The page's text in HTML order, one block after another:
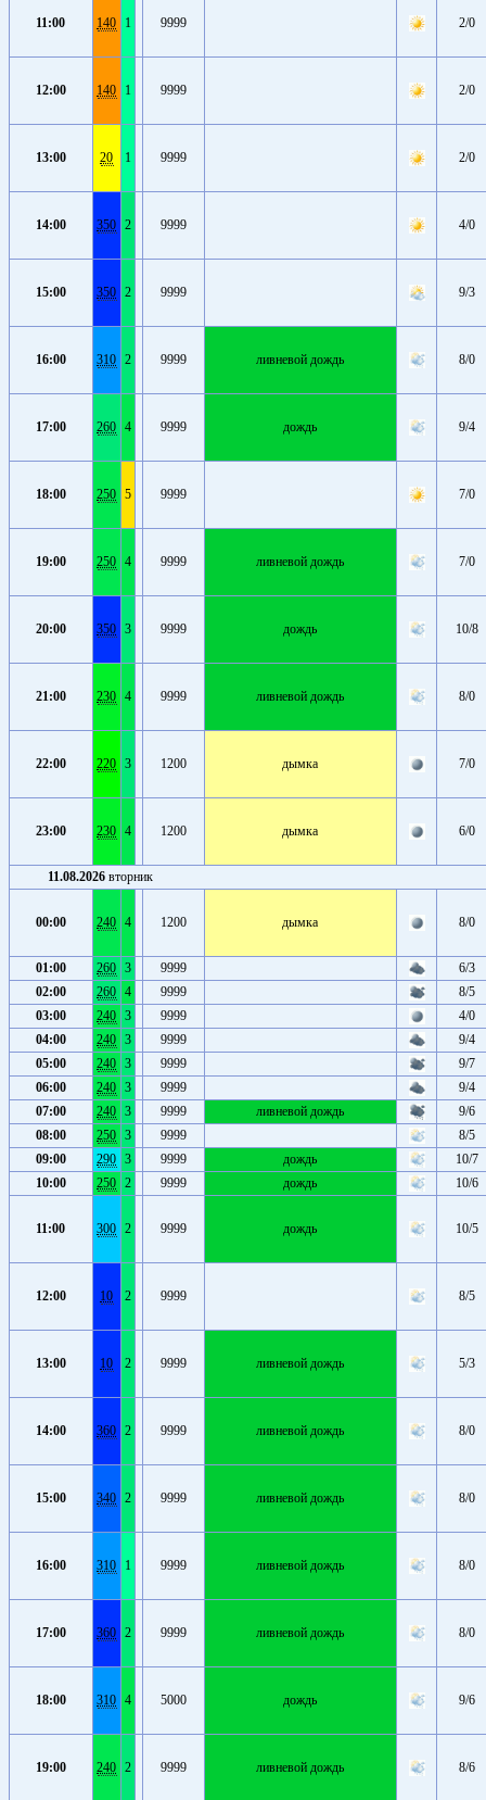
11:00 140 1 9999 2/0
12:00 140 1 9999 2/0
13:00 20 1 9999 2/0
14:00 350 2 9999 4/0
15:00 350 2 9999 9/3
16:00 310 2 9999 ливневой дождь 8/0
17:00 260 4 9999 дождь 9/4
18:00 250 5 9999 7/0
19:00 250 4 9999 ливневой дождь 7/0
20:00 350 3 9999 дождь 10/8
21:00 230 4 9999 ливневой дождь 8/0
22:00 220 3 1200 дымка 7/0
23:00 230 4 1200 дымка 6/0
11.08.2026 вторник
00:00 240 4 1200 дымка 8/0
01:00 260 3 9999
6/3
02:00
260 4 9999
8/5
03:00
240 3 9999
4/0
04:00
240 3 9999
9/4
05:00
240 3 9999
9/7
06:00
240 3 9999
9/4
07:00
240 3 9999 ливневой дождь
9/6
08:00
250 3 9999
8/5
09:00
290 3 9999 дождь
10/7
10:00
250 2 9999 дождь 10/6
11:00 300 2 9999 дождь 10/5
12:00 10 2 9999 8/5
13:00 10 2 9999 ливневой дождь 5/3
14:00 360 2 9999 ливневой дождь 8/0
15:00 340 2 9999 ливневой дождь 8/0
16:00 310 1 9999 ливневой дождь 8/0
17:00 360 2 9999 ливневой дождь 8/0
18:00 310 4 5000 дождь 9/6
19:00 240 2 9999 ливневой дождь 8/6